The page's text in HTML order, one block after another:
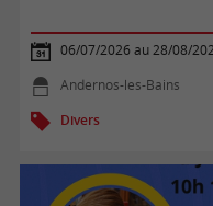
06/07/2026 au 28/08/
Andernos-les-Bains
Divers